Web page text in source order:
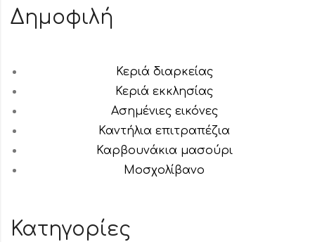
Δημοφιλή
Κεριά διαρκείας
Κεριά εκκλησίας
Ασημένιες εικόνες
Καντήλια επιτραπέζια
Καρβουνάκια μασούρι
Μοσχολίβανο
Κατηγορίες